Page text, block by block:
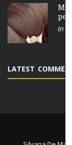
BY
LATEST